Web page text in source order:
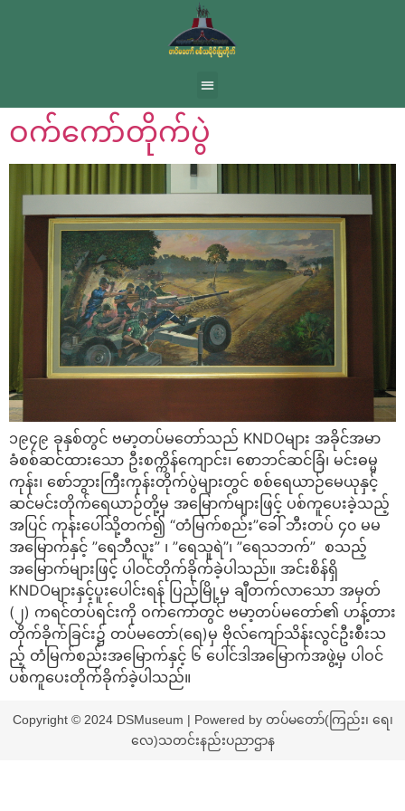
ဝက်ကော်တိုက်ပွဲ
၁၉၄၉ ခုနှစ်တွင် ဗမာ့တပ်မတော်သည် KNDOများ အခိုင်အမာ
ခံစစ်ဆင်ထားသော ဦးစက္ကိန်ကျောင်း၊ စောဘင်ဆင်ခြံ၊ မင်းဓမ္မ
ကုန်း၊ စော်ဘွားကြီးကုန်းတိုက်ပွဲများတွင် စစ်ရေယာဉ်မေယုနှင့်
ဆင်မင်းတိုက်ရေယာဉ်တို့မှ အမြောက်များဖြင့် ပစ်ကူပေးခဲ့သည့်
အပြင် ကုန်းပေါ်သို့တက်၍ “တံမြက်စည်း”ခေါ် ဘီးတပ် ၄၀ မမ
အမြောက်နှင့် ”ရေဘီလူး” ၊ ”ရေသူရဲ”၊ ”ရေသဘက်” စသည့်
အမြောက်များဖြင့် ပါဝင်တိုက်ခိုက်ခဲ့ပါသည်။ အင်းစိန်ရှိ
KNDOများနှင့်ပူးပေါင်းရန် ပြည်မြို့မှ ချီတက်လာသော အမှတ်
(၂) ကရင်တပ်ရင်းကို ဝက်ကော်တွင် ဗမာ့တပ်မတော်၏ ဟန့်တား
တိုက်ခိုက်ခြင်း၌ တပ်မတော်(ရေ)မှ ဗိုလ်ကျော်သိန်းလွင်ဦးစီးသ
ည့် တံမြက်စည်းအမြောက်နှင့် ၆ ပေါင်ဒါအမြောက်အဖွဲ့မှ ပါဝင်
ပစ်ကူပေးတိုက်ခိုက်ခဲ့ပါသည်။
Copyright © 2024 DSMuseum | Powered by တပ်မတော်(ကြည်း၊ ရေ၊
လေ)သတင်းနည်းပညာဌာန